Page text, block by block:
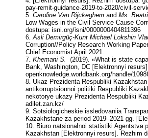
pay-remit-guidance-2019-to-2020/civil-
5. Caroline Van Rijckeghem and Ms.
Low Wages in the Civil Service Cause
dostupa: isni.org/isni/0000000404811396
6.Asli Demirgüç-Kunt Michael Lokshin
Corruption//Policy Research Working
Chief Economist April 2021.
7. Khemani S.
(2019). «What is state
Bank, Washington, DC [Elektronnyi
openknowledge.worldbank.org/handle/
8. Ukaz Prezidenta Respubliki
antikorruptsionnoi politiki Respubliki
nekotorye ukazy Prezidenta Respubliki
adilet.zan.kz/
9. Sotsiologicheskie issledovaniia
Kazakhstane za period 2019–2021 gg.
10. Biuro natsionalnoi statistiki Agentstva
Kazakhstan [Elektronnyi resurs]. Rezhim